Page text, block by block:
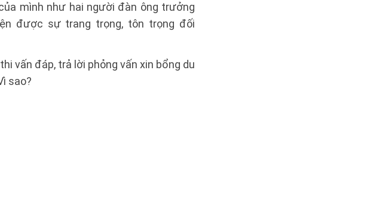
mình như hai người đàn ông trưởng
được sự trang trọng, tôn trọng đối
vấn đáp, trả lời phỏng vấn xin bổng du
sao?